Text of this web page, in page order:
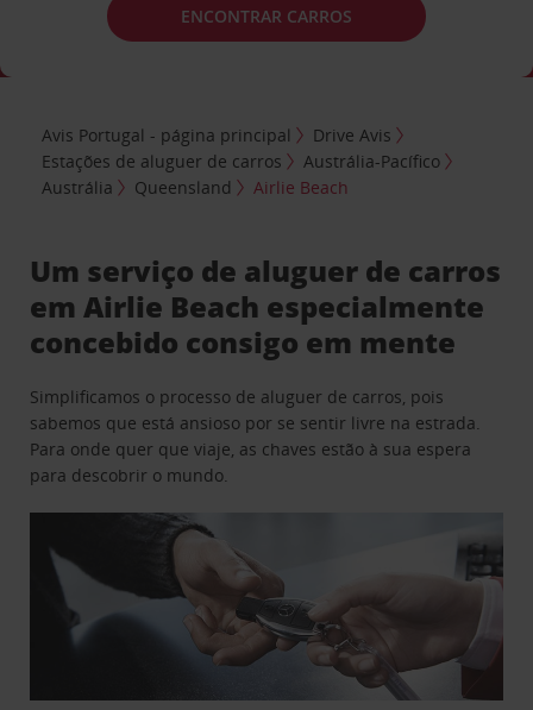
ENCONTRAR CARROS
Avis Portugal - página principal
Drive Avis
Estações de aluguer de carros
Austrália-Pacífico
Austrália
Queensland Airlie Beach
Um serviço de aluguer de carros
em Airlie Beach especialmente
concebido consigo em mente
Simplificamos o processo de aluguer de carros, pois
sabemos que está ansioso por se sentir livre na estrada.
Para onde quer que viaje, as chaves estão à sua espera
para descobrir o mundo.